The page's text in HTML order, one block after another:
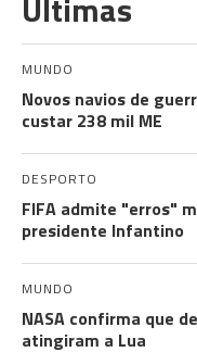
MUNDO
Novos navios de
custar 238 mil ME
DESPORTO
FIFA admite "erros"
presidente Infantino
MUNDO
NASA confirma que
atingiram a Lua